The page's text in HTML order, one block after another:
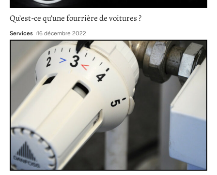
Qu’est-ce qu’une fourrière de voitures ?
Services 16 décembre 2022